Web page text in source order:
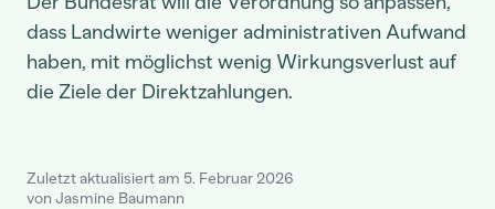
dass Landwirte weniger administrativen Aufwand
haben, mit möglichst wenig Wirkungsverlust auf
die Ziele der Direktzahlungen.
Zuletzt aktualisiert am 5. Februar 2026
von Jasmine Baumann